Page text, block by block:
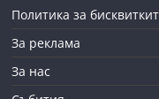
Политика за
За реклама
За нас